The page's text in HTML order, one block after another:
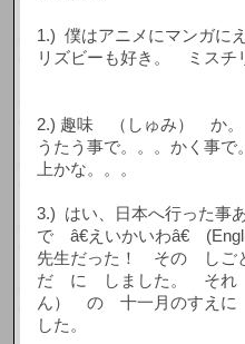
1.) 僕はアニメにマンガに
リズビーも好き。 ミスチ
2.) 趣味 （しゅみ） か
うたう事で。。。かく事
上かな。。。
3.) はい、日本へ行った
で â€えいかいわâ€
先生だった！ その し
だ に しました。 そ
ん） の 十一月のすえ
した。